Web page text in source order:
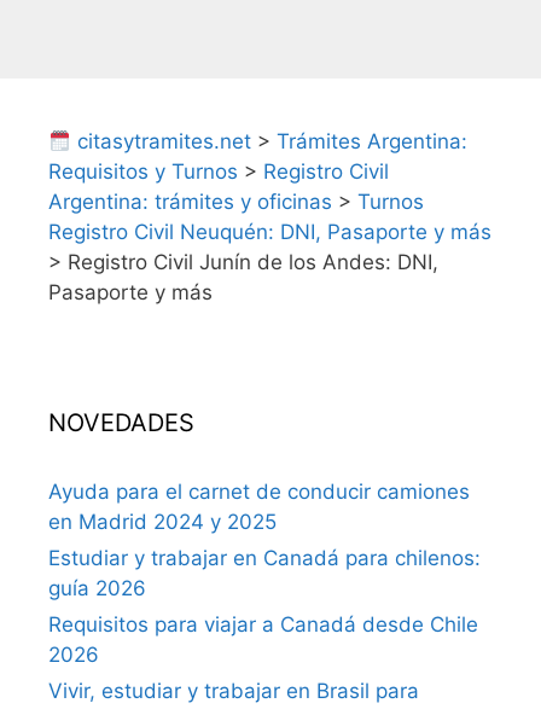
citasytramites.net >Trámites Argentina:
Requisitos y Turnos > Registro Civil
Argentina: trámites y oficinas > Turnos
Registro Civil Neuquén: DNI, Pasaporte y más
> Registro Civil Junín de los Andes: DNI,
Pasaporte y más
NOVEDADES
Ayuda para el carnet de conducir camiones
en Madrid 2024 y 2025
Estudiar y trabajar en Canadá para chilenos:
guía 2026
Requisitos para viajar a Canadá desde Chile
2026
Vivir, estudiar y trabajar en Brasil para